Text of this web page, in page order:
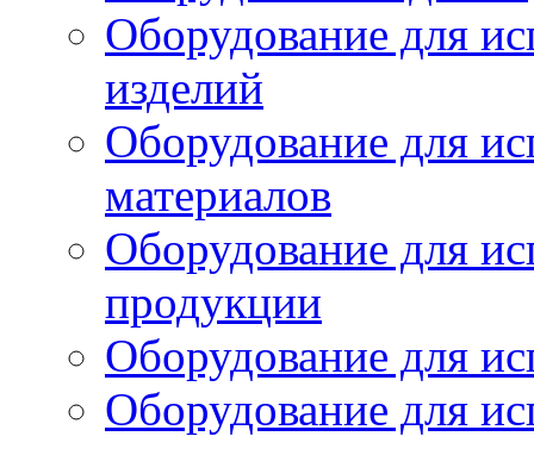
Оборудование для
изделий
Оборудование для
материалов
Оборудование для
продукции
Оборудование для
Оборудование для